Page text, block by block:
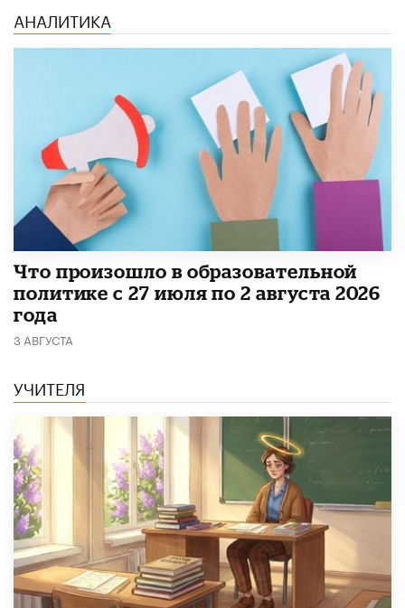
АНАЛИТИКА
​Что произошло в образовательной
политике с 27 июля по 2 августа 2026
года
3 АВГУСТА
УЧИТЕЛЯ